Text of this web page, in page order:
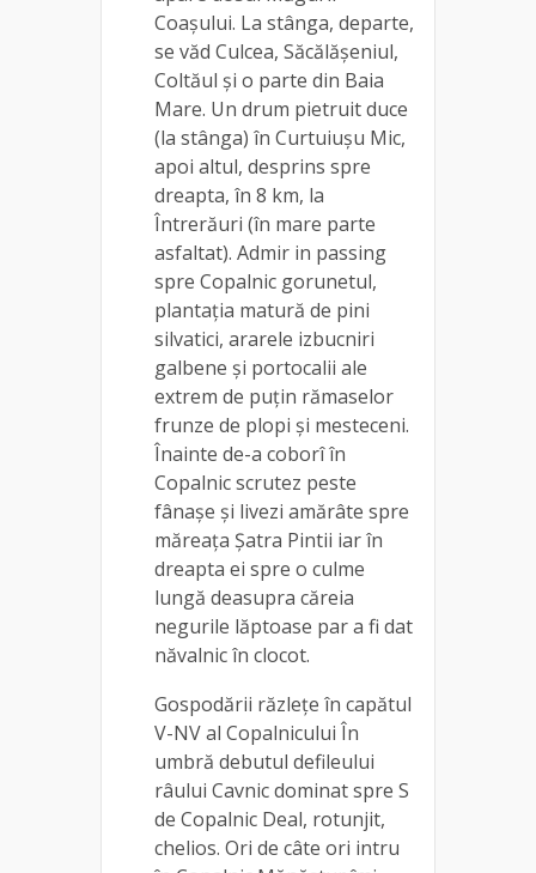
Coașului. La stânga, departe,
se văd Culcea, Săcălășeniul,
Coltăul și o parte din Baia
Mare. Un drum pietruit duce
(la stânga) în Curtuiușu Mic,
apoi altul, desprins spre
dreapta, în 8 km, la
Întrerăuri (în mare parte
asfaltat). Admir in passing
spre Copalnic gorunetul,
plantația matură de pini
silvatici, ararele izbucniri
galbene și portocalii ale
extrem de puțin rămaselor
frunze de plopi și mesteceni.
Înainte de-a coborî în
Copalnic scrutez peste
fânașe și livezi amărâte spre
măreața Șatra Pintii iar în
dreapta ei spre o culme
lungă deasupra căreia
negurile lăptoase par a fi dat
năvalnic în clocot.
Gospodării răzlețe în capătul
V-NV al Copalnicului În
umbră debutul defileului
râului Cavnic dominat spre S
de Copalnic Deal, rotunjit,
chelios. Ori de câte ori intru